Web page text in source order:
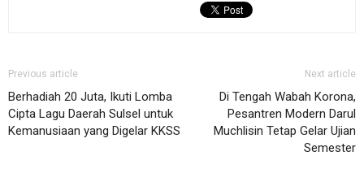
Previous article
Berhadiah 20 Juta, Ikuti Lomba
Cipta Lagu Daerah Sulsel untuk
Kemanusiaan yang Digelar KKSS
Next article
Di Tengah Wabah Korona,
Pesantren Modern Darul
Muchlisin Tetap Gelar Ujian
Semester